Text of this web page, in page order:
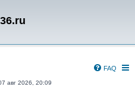
FAQ
авг 2026, 20:09